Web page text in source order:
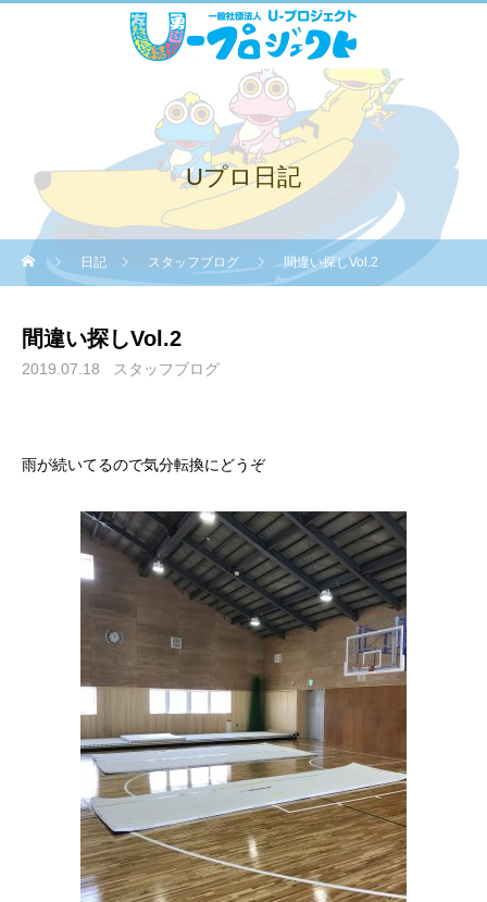
Uプロ日記
日記 スタッフブログ 間違い探しVol.2
間違い探しVol.2
2019.07.18 スタッフブログ
雨が続いてるので気分転換にどうぞ